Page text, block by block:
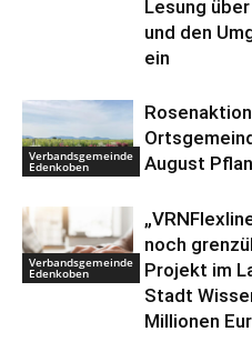
Lesung
und den
ein
Verbandsgemeinde
Edenkoben
August
Verbandsgemeinde
Edenkoben
noch
Projekt im
Stadt
Millionen